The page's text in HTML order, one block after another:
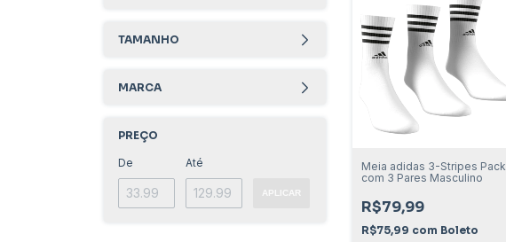
TAMANHO
MARCA
PREÇO
De Até
APLICAR
Meia adidas 3-Stripes Pack
com 3 Pares Masculino
R$79,99
R$75,99 com Boleto